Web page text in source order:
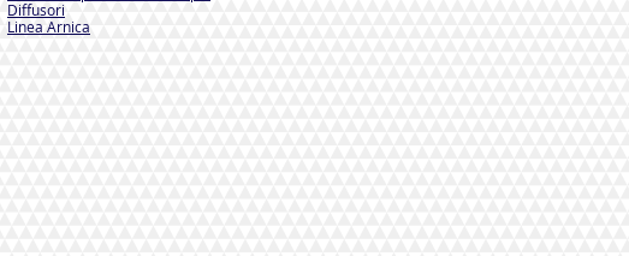
Diffusori
Linea Arnica